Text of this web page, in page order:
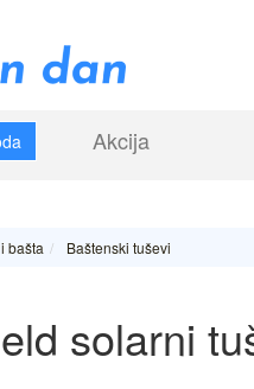
Akcija
bašta Baštenski tuševi
solarni